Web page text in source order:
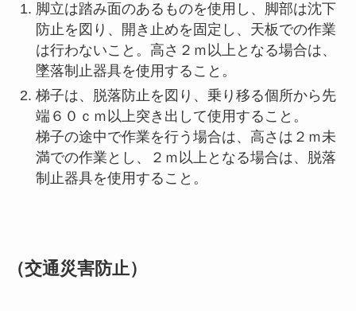
脚立は踏み面のあるものを使用し、脚部は沈下
防止を図り、開き止めを固定し、天板での作業
は行わないこと。高さ２ｍ以上となる場合は、
墜落制止器具を使用すること。
梯子は、脱落防止を図り、乗り移る個所から先
端６０ｃｍ以上突き出して使用すること。
梯子の途中で作業を行う場合は、高さは２ｍ未
満での作業とし、２ｍ以上となる場合は、脱落
制止器具を使用すること。
（交通災害防止）